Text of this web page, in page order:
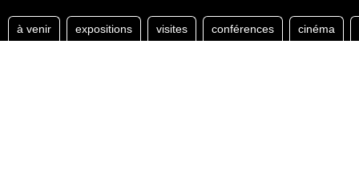
à venir expositions visites conférences cinéma